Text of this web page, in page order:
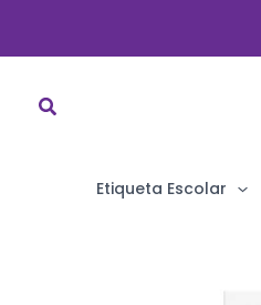
Ir
Etiqueta Escolar